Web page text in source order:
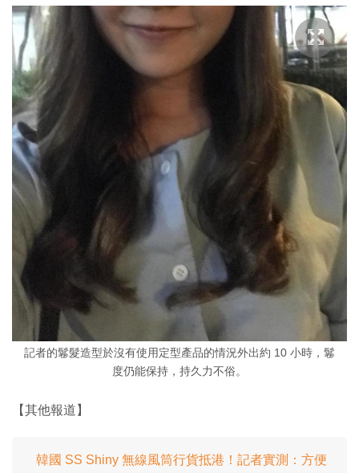
記者的鬈髮造型於沒有使用定型產品的情況外出約 10 小時，鬈
度仍能保持，持久力不俗。
【其他報道】
韓國 SS Shiny 無線風筒行貨抵港！記者實測：方便